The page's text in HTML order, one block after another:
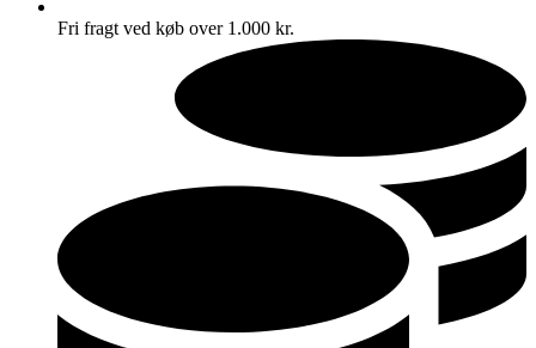
Fri fragt ved køb over 1.000 kr.